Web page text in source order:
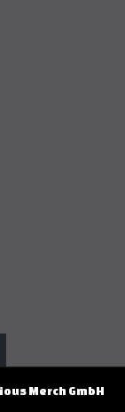
Merch GmbH